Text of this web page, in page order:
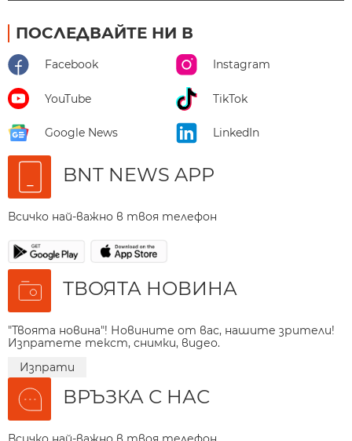
ПОСЛЕДВАЙТЕ НИ В
Facebook Instagram
YouTube TikTok
Google News LinkedIn
BNT NEWS APP
Всичко най-важно в твоя телефон
ТВОЯТА НОВИНА
"Твоята новина"! Новините от вас, нашите зрители!
Изпратете текст, снимки, видео.
Изпрати
ВРЪЗКА С НАС